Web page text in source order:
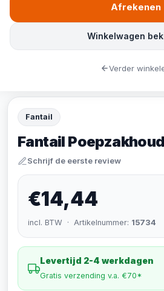
Fantail
Fantail
Schrijf de eerste review
€14,44
incl. BTW · Artikelnummer: 15734
Levertijd 2-4 werkdagen
Gratis verzending v.a. €70*
Winkelwagen
Afrekenen
Verder